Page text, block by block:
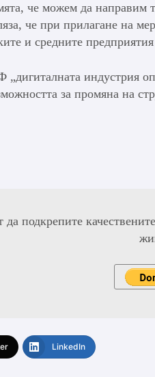
че можем да направим
че при прилагане на
и средните
индустрия
за промяна на
подкрепите
LinkedIn